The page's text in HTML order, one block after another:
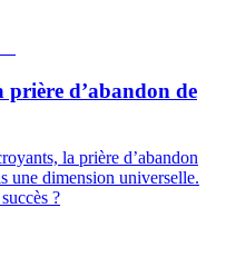
prière d’abandon de
la prière d’abandon
une dimension universelle.
?